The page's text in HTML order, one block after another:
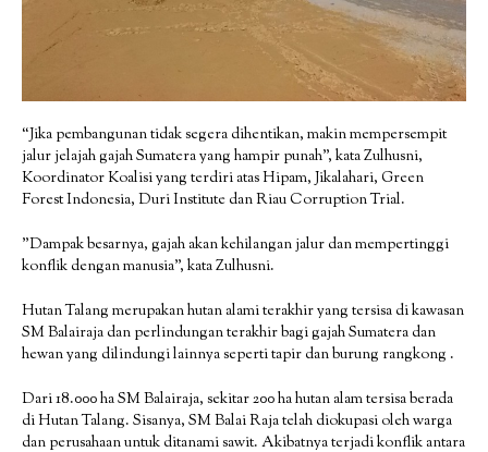
“Jika pembangunan tidak segera dihentikan, makin mempersempit
jalur jelajah gajah Sumatera yang hampir punah”, kata Zulhusni,
Koordinator Koalisi yang terdiri atas Hipam, Jikalahari, Green
Forest Indonesia, Duri Institute dan Riau Corruption Trial.
”Dampak besarnya, gajah akan kehilangan jalur dan mempertinggi
konflik dengan manusia”, kata Zulhusni.
Hutan Talang merupakan hutan alami terakhir yang tersisa di kawasan
SM Balairaja dan perlindungan terakhir bagi gajah Sumatera dan
hewan yang dilindungi lainnya seperti tapir dan burung rangkong .
Dari 18.000 ha SM Balairaja, sekitar 200 ha hutan alam tersisa berada
di Hutan Talang. Sisanya, SM Balai Raja telah diokupasi oleh warga
dan perusahaan untuk ditanami sawit. Akibatnya terjadi konflik antara